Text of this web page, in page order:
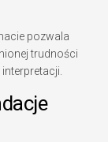
pozwala
trudności